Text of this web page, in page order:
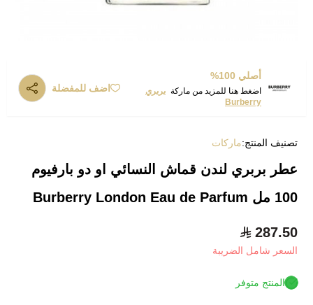
أصلي 100%
اضغط هنا للمزيد من ماركة بربري
Burberry
اضف للمفضلة
تصنيف المنتج:ماركات
عطر بربري لندن قماش النسائي او دو بارفيوم
100 مل Burberry London Eau de Parfum
287.50
السعر شامل الضريبة
المنتج متوفر